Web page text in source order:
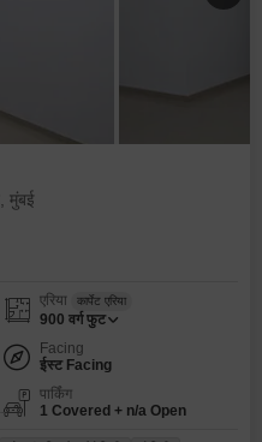
मुंबई
एरिया कार्पेट एरिया
900 वर्ग फुट
Facing
ईस्ट Facing
पार्किंग
1 Covered + n/a Open